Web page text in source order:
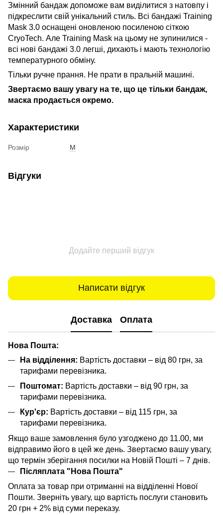
Змінний бандаж допоможе вам виділитися з натовпу і
підкреслити свій унікальний стиль. Всі бандажі Training
Mask 3.0 оснащені оновленою посиленою сіткою
CryoTech. Але Training Mask на цьому не зупинилися -
всі нові бандажі 3.0 легші, дихають і мають технологію
температурного обміну.
Тільки ручне прання. Не прати в пральній машині.
Звертаємо вашу увагу на те, що це тільки бандаж,
маска продається окремо.
Характеристики
Розмір M
Відгуки
Додайте перший відгук
Написати відгук
Доставка Оплата
Нова Пошта:
На відділення: Вартість доставки – від 80 грн, за
тарифами перевізника.
Поштомат: Вартість доставки – від 90 грн, за
тарифами перевізника.
Кур'єр: Вартість доставки – від 115 грн, за
тарифами перевізника.
Якщо ваше замовлення було узгоджено до 11.00, ми
відправимо його в цей же день. Звертаємо вашу увагу,
що термін зберігання посилки на Новій Пошті – 7 днів.
Післяплата "Нова Пошта"
Оплата за товар при отриманні на відділенні Нової
Пошти. Зверніть увагу, що вартість послуги становить
20 грн + 2% від суми переказу.